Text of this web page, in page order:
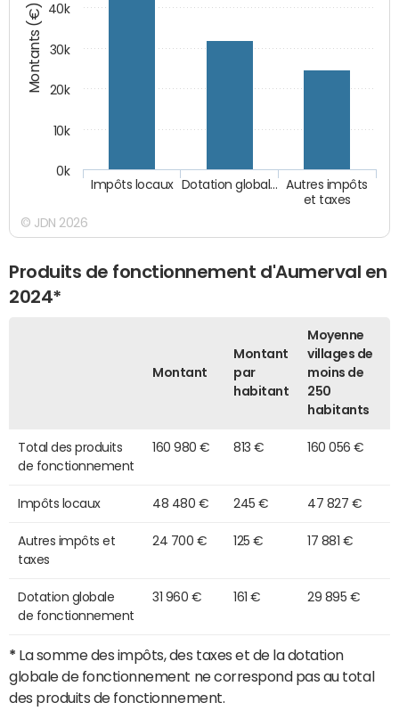
Montants (€)
Autres impôts
et taxes
Dotation global…
Impôts locaux
0k
10k
20k
30k
40k
© JDN 2026
Produits de fonctionnement d'Aumerval en
2024*
Montant
Montant
par
habitant
Moyenne
villages de
moins de
250
habitants
Total des produits
de fonctionnement
160 980 € 813 € 160 056 €
Impôts locaux 48 480 € 245 € 47 827 €
Autres impôts et
taxes
24 700 € 125 € 17 881 €
Dotation globale
de fonctionnement
31 960 € 161 € 29 895 €
* La somme des impôts, des taxes et de la dotation
globale de fonctionnement ne correspond pas au total
des produits de fonctionnement.